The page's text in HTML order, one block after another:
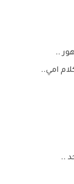
..
امي..
..